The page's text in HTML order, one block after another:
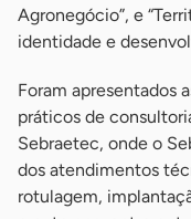
Agronegócio”, e
identidade e
Foram apresentados
práticos de
Sebraetec, onde o
dos atendimentos
rotulagem,